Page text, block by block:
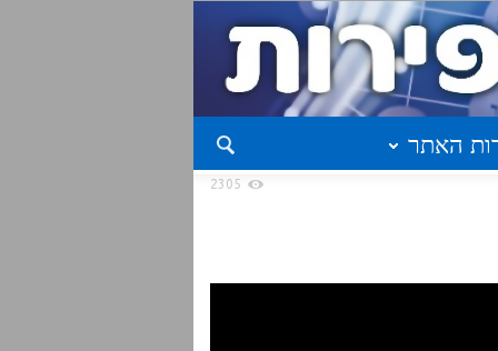
האתר
2305